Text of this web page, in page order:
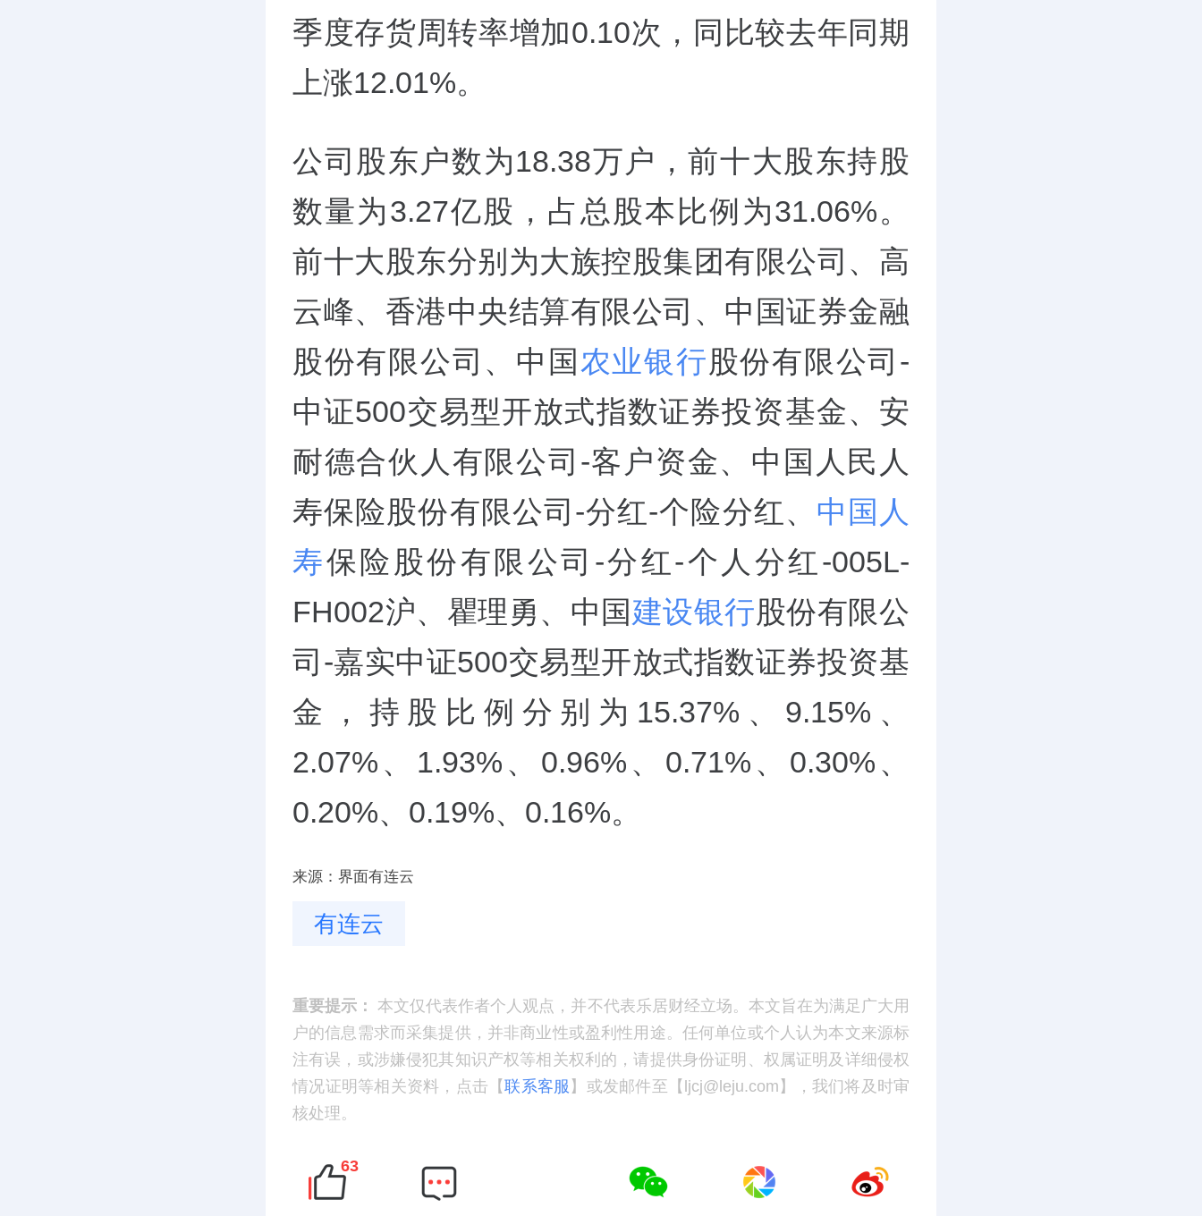
季度存货周转率增加0.10次，同比较去年同期
上涨12.01%。
公司股东户数为18.38万户，前十大股东持股
数量为3.27亿股，占总股本比例为31.06%。
前十大股东分别为大族控股集团有限公司、高
云峰、香港中央结算有限公司、中国证券金融
股份有限公司、中国农业银行股份有限公司-
中证500交易型开放式指数证券投资基金、安
耐德合伙人有限公司-客户资金、中国人民人
寿保险股份有限公司-分红-个险分红、 中国人
寿保险股份有限公司-分红-个人分红-005L-
FH002沪、瞿理勇、中国建设银行股份有限公
司-嘉实中证500交易型开放式指数证券投资基
金，持股比例分别为15.37%、9.15%、
2.07%、1.93%、0.96%、0.71%、0.30%、
0.20%、0.19%、0.16%。
来源：界面有连云
有连云
重要提示：
本文仅代表作者个人观点，并不代表乐居财经立场。本文旨在为满足广大用
户的信息需求而采集提供，并非商业性或盈利性用途。任何单位或个人认为本文来源标
注有误，或涉嫌侵犯其知识产权等相关权利的，请提供身份证明、权属证明及详细侵权
情况证明等相关资料，点击【联系客服 】或发邮件至【ljcj@leju.com】，我们将及时审
核处理。
63